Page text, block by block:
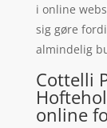
i online
sig gøre
almindelig
Cottelli
online